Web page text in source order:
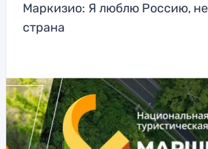
Маркизио: Я люблю Россию,
страна